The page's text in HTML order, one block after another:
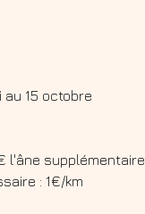
au 15 octobre
l'âne supplémentaire
: 1€/km